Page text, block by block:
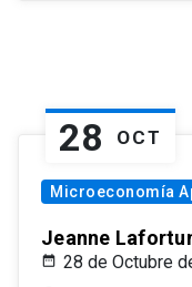
28 OCT
Microeconomía
Jeanne
28 de Octubre